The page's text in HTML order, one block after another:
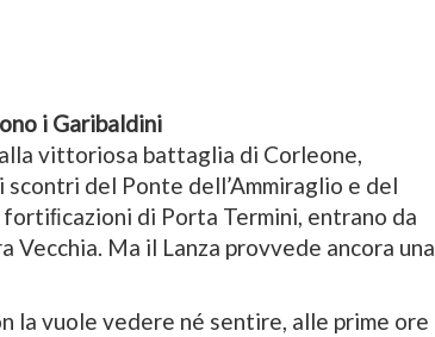
i Garibaldini
vittoriosa battaglia di Corleone,
del Ponte dell’Ammiraglio e del
di Porta Termini, entrano da
Ma il Lanza provvede ancora una
la vuole vedere né sentire, alle prime ore